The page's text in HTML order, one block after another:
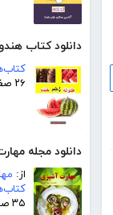
دانلود کتاب
۲۶ صفحه
دانلود مجله
از:
۳۵ صفحه